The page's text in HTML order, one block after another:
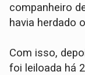
companheiro
havia herdado
Com isso,
foi leiloada há